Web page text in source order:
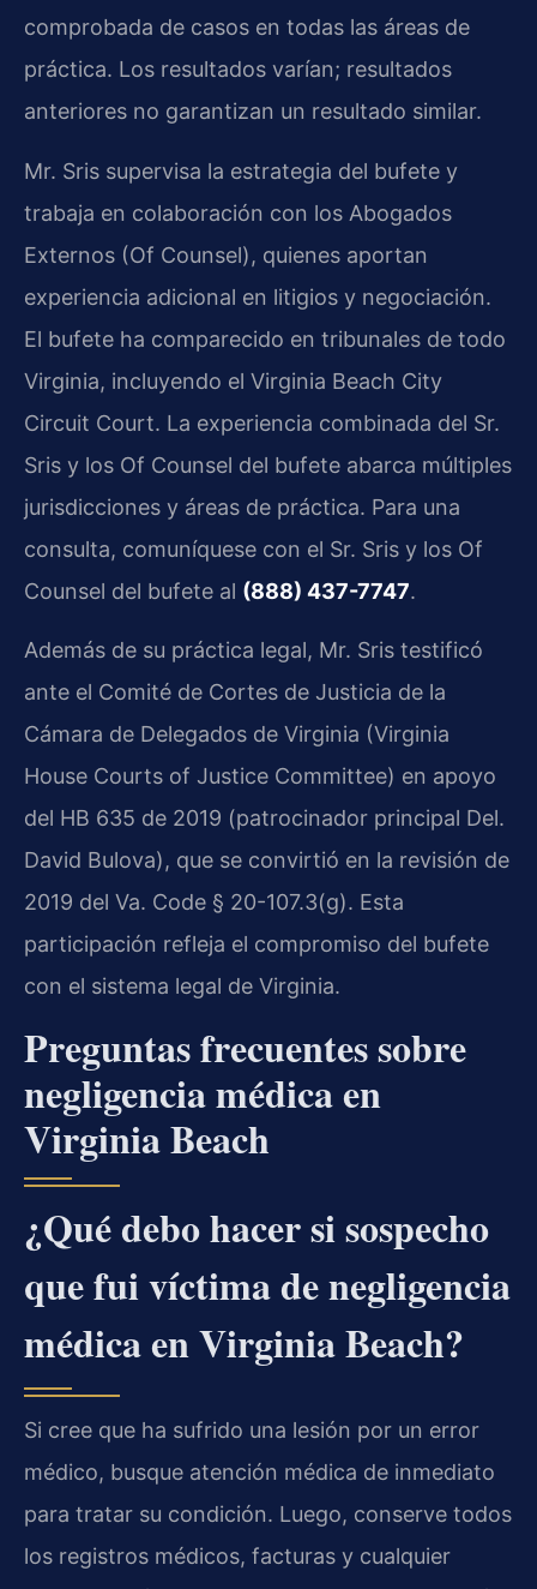
comprobada de casos en todas las áreas de
práctica. Los resultados varían; resultados
anteriores no garantizan un resultado similar.
Mr. Sris supervisa la estrategia del bufete y
trabaja en colaboración con los Abogados
Externos (Of Counsel), quienes aportan
experiencia adicional en litigios y negociación.
El bufete ha comparecido en tribunales de todo
Virginia, incluyendo el Virginia Beach City
Circuit Court. La experiencia combinada del Sr.
Sris y los Of Counsel del bufete abarca múltiples
jurisdicciones y áreas de práctica. Para una
consulta, comuníquese con el Sr. Sris y los Of
Counsel del bufete al (888) 437-7747.
Además de su práctica legal, Mr. Sris testificó
ante el Comité de Cortes de Justicia de la
Cámara de Delegados de Virginia (Virginia
House Courts of Justice Committee) en apoyo
del HB 635 de 2019 (patrocinador principal Del.
David Bulova), que se convirtió en la revisión de
2019 del Va. Code § 20-107.3(g). Esta
participación refleja el compromiso del bufete
con el sistema legal de Virginia.
Preguntas frecuentes sobre
negligencia médica en
Virginia Beach
¿Qué debo hacer si sospecho
que fui víctima de negligencia
médica en Virginia Beach?
Si cree que ha sufrido una lesión por un error
médico, busque atención médica de inmediato
para tratar su condición. Luego, conserve todos
los registros médicos, facturas y cualquier